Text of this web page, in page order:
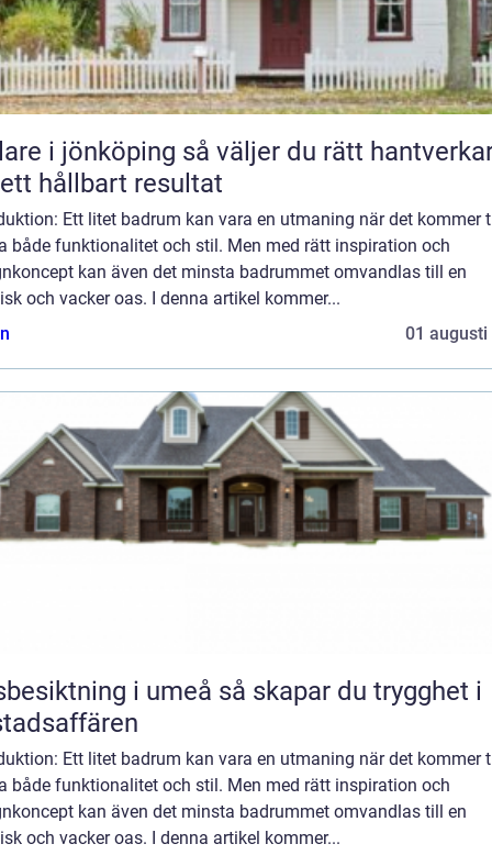
så väljer du rätt hantverkare
hållbart resultat
Ett litet badrum kan vara en utmaning när det kommer
både funktionalitet och stil. Men med rätt inspiration och
kan även det minsta badrummet omvandlas till en
och vacker oas. I denna artikel kommer...
01 augusti
i umeå så skapar du trygghet i
Ett litet badrum kan vara en utmaning när det kommer
både funktionalitet och stil. Men med rätt inspiration och
kan även det minsta badrummet omvandlas till en
och vacker oas. I denna artikel kommer...